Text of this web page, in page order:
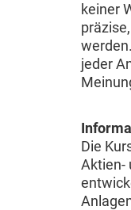
keiner
jeder
Die
Aktien-